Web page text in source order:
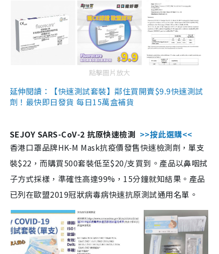
點擊圖片放大
延伸閱讀：【快速測試套裝】鄰住買開賣$9.9快速測試
劑！最快即日發貨 每日15萬盒補貨
SEJOY SARS-CoV-2 抗原快速檢測 >>按此選購<<
香港口罩品牌HK-M Mask抗疫價發售快速檢測劑，單支
裝$22，而購買500套裝低至$20/支買到。產品以鼻咽拭
子方式採樣，準確性高達99%，15分鐘就知結果。產品
已列在歐盟2019冠狀病毒病快速抗原測試通用名單。